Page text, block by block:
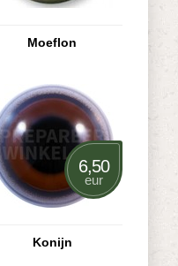
Moeflon
6,50
eur
Konijn